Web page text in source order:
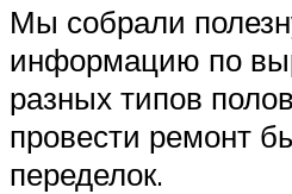
Мы собрали
информацию по
разных типов
провести ремонт
переделок.